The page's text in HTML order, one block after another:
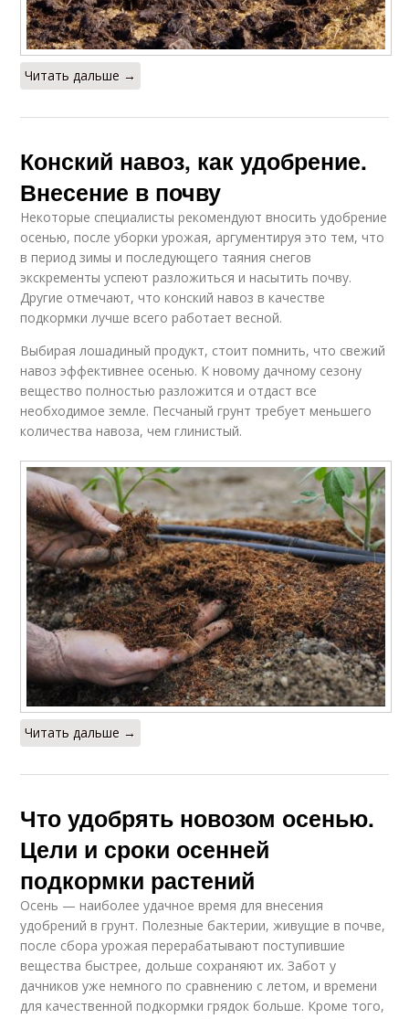
Читать дальше →
Конский навоз, как удобрение.
Внесение в почву
Некоторые специалисты рекомендуют вносить удобрение
осенью, после уборки урожая, аргументируя это тем, что
в период зимы и последующего таяния снегов
экскременты успеют разложиться и насытить почву.
Другие отмечают, что конский навоз в качестве
подкормки лучше всего работает весной.
Выбирая лошадиный продукт, стоит помнить, что свежий
навоз эффективнее осенью. К новому дачному сезону
вещество полностью разложится и отдаст все
необходимое земле. Песчаный грунт требует меньшего
количества навоза, чем глинистый.
Читать дальше →
Что удобрять новозом осенью.
Цели и сроки осенней
подкормки растений
Осень — наиболее удачное время для внесения
удобрений в грунт. Полезные бактерии, живущие в почве,
после сбора урожая перерабатывают поступившие
вещества быстрее, дольше сохраняют их. Забот у
дачников уже немного по сравнению с летом, и времени
для качественной подкормки грядок больше. Кроме того,